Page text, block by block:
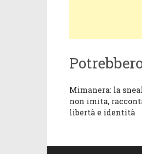
Mimanera: la
non imita,
libertà e identità